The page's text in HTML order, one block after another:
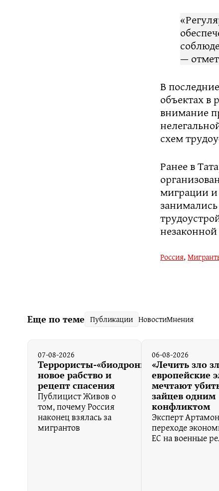
—
В
объектах в
внимание
схем
Ранее в
миграции
Россия,
Еще по теме Публикации НовостиМнения
07-08-2026
Террористы-«биодроны»,
новое рабство и
рецепт спасения
Публицист Живов о
том, почему Россия
наконец взялась за
мигрантов
06-08-2026
«Лечить зло
европейские
мечтают
зайцев одним
конфликтом
Эксперт
переходе
ЕС на военные